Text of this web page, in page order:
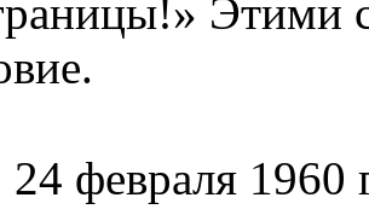
Этими
февраля 1960